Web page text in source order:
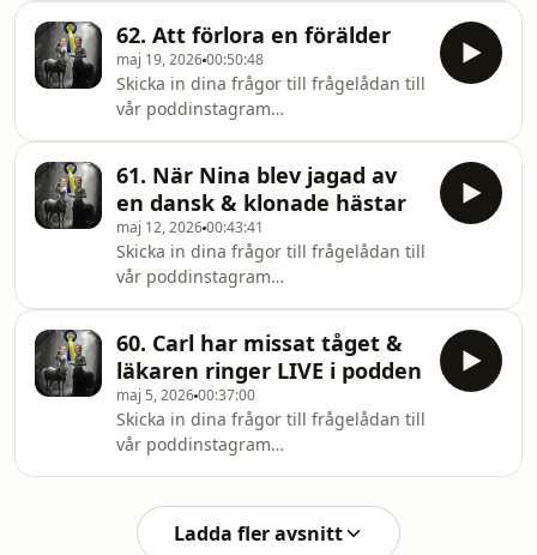
62. Att förlora en förälder
maj 19, 202600:50:48
Skicka in dina frågor till frågelådan till
vår poddinstagram
61. När Nina blev jagad av
en dansk & klonade hästar
maj 12, 202600:43:41
Skicka in dina frågor till frågelådan till
vår poddinstagram
60. Carl har missat tåget &
läkaren ringer LIVE i podden
maj 5, 202600:37:00
Skicka in dina frågor till frågelådan till
vår poddinstagram
Ladda fler avsnitt